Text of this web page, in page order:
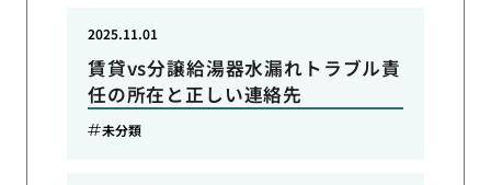
賃貸vs分譲給湯器水漏れトラブル責
任の所在と正しい連絡先
2025.11.01
未分類